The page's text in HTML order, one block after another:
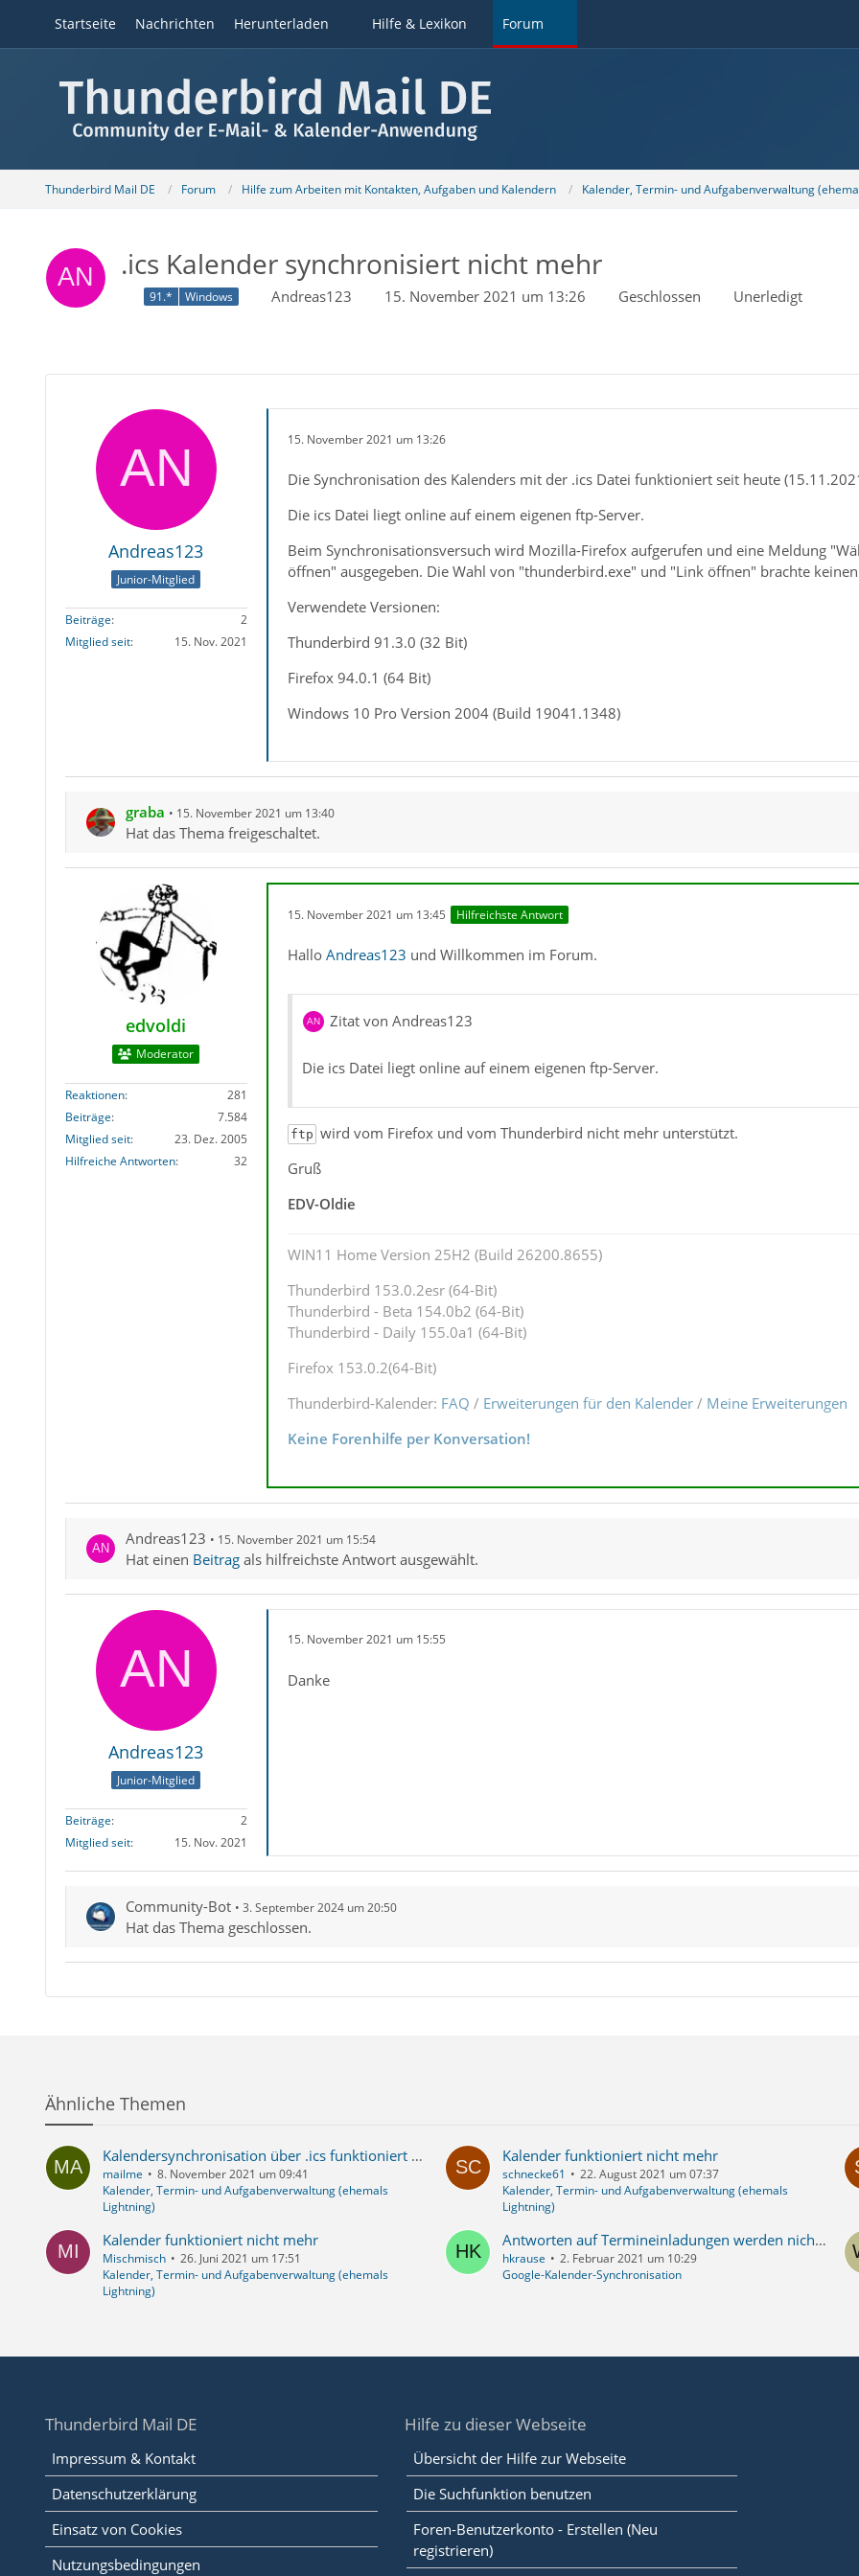
Startseite Nachrichten Herunterladen Hilfe & Lexikon Forum
Thunderbird Mail DE Forum Hilfe zum Arbeiten mit Kontakten, Aufgaben und Kalendern Kalender, Termin- und Aufgabenverwaltung
.ics Kalender synchronisiert nicht mehr
91.* Windows Andreas123 15. November 2021 um 13:26 Geschlossen Unerledigt
Andreas123
Junior-Mitglied
Beiträge
2
Mitglied seit
15. Nov. 2021
15. November 2021 um 13:26
Die Synchronisation des Kalenders mit der .ics Datei funktioniert seit heute
Die ics Datei liegt online auf einem eigenen ftp-Server.
Beim Synchronisationsversuch wird Mozilla-Firefox aufgerufen und eine Meldung
öffnen" ausgegeben. Die Wahl von "thunderbird.exe" und "Link öffnen" brachte
Verwendete Versionen:
Thunderbird 91.3.0 (32 Bit)
Firefox 94.0.1 (64 Bit)
Windows 10 Pro Version 2004 (Build 19041.1348)
graba 15. November 2021 um 13:40
Hat das Thema freigeschaltet.
edvoldi
Moderator
Reaktionen
281
Beiträge
7.584
Mitglied seit
23. Dez. 2005
Hilfreiche Antworten
32
15. November 2021 um 13:45 Hilfreichste Antwort
Hallo Andreas123 und Willkommen im Forum.
Zitat von Andreas123
Die ics Datei liegt online auf einem eigenen ftp-Server.
ftp wird vom Firefox und vom Thunderbird nicht mehr unterstützt.
Gruß
EDV-Oldie
WIN11 Home Version 25H2 (Build 26200.8655)
Thunderbird 153.0.2esr (64-Bit)
Thunderbird - Beta 154.0b2 (64-Bit)
Thunderbird - Daily 155.0a1 (64-Bit)
Firefox 153.0.2(64-Bit)
Thunderbird-Kalender: FAQ / Erweiterungen für den Kalender/ Meine Erweiterungen
Keine Forenhilfe per Konversation!
Andreas123 15. November 2021 um 15:54
Hat einen Beitragals hilfreichste Antwort ausgewählt.
Andreas123
Junior-Mitglied
Beiträge
2
Mitglied seit
15. Nov. 2021
15. November 2021 um 15:55
Danke
Community-Bot 3. September 2024 um 20:50
Hat das Thema geschlossen.
Ähnliche Themen
Kalendersynchronisation über .ics funktioniert nicht mehr seit TB 91.3.0
mailme
8. November 2021 um 09:41
Kalender, Termin- und Aufgabenverwaltung (ehemals
Lightning)
Kalender funktioniert nicht mehr
schnecke61
22. August 2021 um 07:37
Kalender, Termin- und Aufgabenverwaltung (ehemals
Lightning)
Kalender funktioniert nicht mehr
Mischmisch
26. Juni 2021 um 17:51
Kalender, Termin- und Aufgabenverwaltung (ehemals
Lightning)
Antworten auf Termineinladungen werden nicht in den TB/Google Kalender importiert/synchronisiert
hkrause
2. Februar 2021 um 10:29
Google-Kalender-Synchronisation
Thunderbird Mail DE
Impressum & Kontakt
Datenschutzerklärung
Einsatz von Cookies
Nutzungsbedingungen
Hilfe zu dieser Webseite
Übersicht der Hilfe zur Webseite
Die Suchfunktion benutzen
Foren-Benutzerkonto - Erstellen (Neu
registrieren)